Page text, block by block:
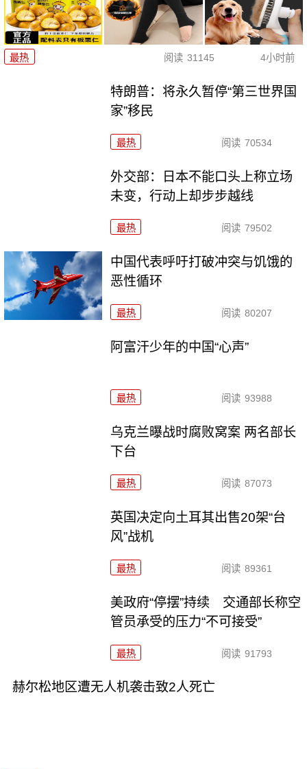
最热 阅读 31145 4小时前
特朗普：将永久暂停“第三世界国
家”移民
最热 阅读 70534
外交部：日本不能口头上称立场
未变，行动上却步步越线
最热 阅读 79502
中国代表呼吁打破冲突与饥饿的
恶性循环
最热 阅读 80207
阿富汗少年的中国“心声”
最热 阅读 93988
乌克兰曝战时腐败窝案 两名部长
下台
最热 阅读 87073
英国决定向土耳其出售20架“台
风”战机
最热 阅读 89361
美政府“停摆”持续 交通部长称空
管员承受的压力“不可接受”
最热 阅读 91793
赫尔松地区遭无人机袭击致2人死亡